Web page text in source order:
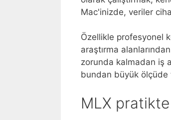
Mac'inizde, veriler
Özellikle profesyonel
araştırma
zorunda kalmadan iş
bundan büyük ölçüde
MLX pratikte